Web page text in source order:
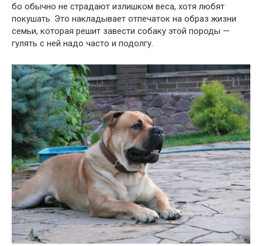
бо обычно не страдают излишком веса, хотя любят
покушать. Это накладывает отпечаток на образ жизни
семьи, которая решит завести собаку этой породы —
гулять с ней надо часто и подолгу.